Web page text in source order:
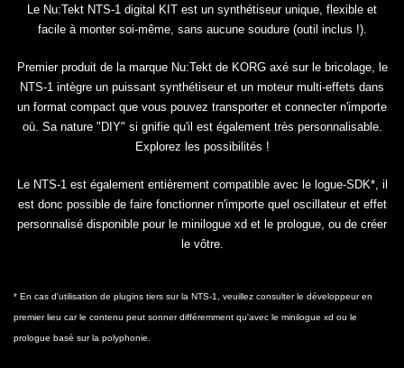
Le Nu:Tekt NTS-1 digital KIT est un synthétiseur unique, flexible et
facile à monter soi-même, sans aucune soudure (outil inclus !).
Premier produit de la marque Nu:Tekt de KORG axé sur le bricolage, le
NTS-1 intègre un puissant synthétiseur et un moteur multi-effets dans
un format compact que vous pouvez transporter et connecter n'importe
où. Sa nature "DIY" si gnifie qu'il est également très personnalisable.
Explorez les possibilités !
Le NTS-1 est également entièrement compatible avec le logue-SDK*, il
est donc possible de faire fonctionner n'importe quel oscillateur et effet
personnalisé disponible pour le minilogue xd et le prologue, ou de créer
le vôtre.
* En cas d'utilisation de plugins tiers sur la NTS-1, veuillez consulter le développeur en
premier lieu car le contenu peut sonner différemment qu'avec le minilogue xd ou le
prologue basé sur la polyphonie.